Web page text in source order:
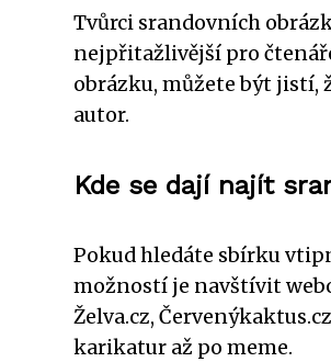
Tvůrci srandovních
nejpřitažlivější pro
obrázku, můžete být jistí,
autor.
Kde se dají najít
Pokud hledáte sbírku
možností je navštívit
Želva.cz,
karikatur až po meme.